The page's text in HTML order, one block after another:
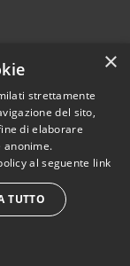
2026 • Comune di
Terme •
byMunicipium
redazione
×
strettamente
del sito,
di elaborare
anonime.
al seguente link
TUTTO